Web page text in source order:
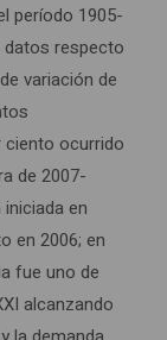
período 1905-
datos respecto
variación de
ciento ocurrido
de 2007-
en
en 2006; en
fue uno de
alcanzando